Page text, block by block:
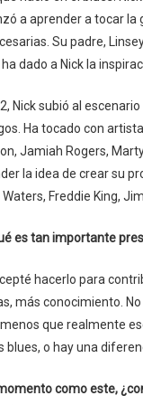
a aprender a tocar la
Su padre,
ha dado a Nick la
Nick subió al
Ha tocado con
Jamiah Rogers,
la idea de crear su
Waters, Freddie King,
es tan importante
hacerlo para
más conocimiento.
que realmente
blues, o hay una
como este,